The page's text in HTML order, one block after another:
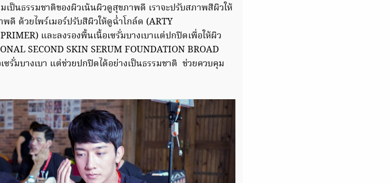
เป็นธรรมชาติของผิวเน้นผิวดูสุขภาพดี เราจะปรับสภาพสีผิวให้
ดี ด้วยไพร์เมอร์ปรับสีผิวให้ดูฉ่ำโกล์ด (ARTY
และลงรองพื้นเนื้อเซรั่มบางเบาแต่ปกปิดเพื่อให้ผิว
SECOND SKIN SERUM FOUNDATION BROAD
ซรั่มบางเบา แต่ช่วยปกปิดได้อย่างเป็นธรรมชาติ ช่วยควบคุม